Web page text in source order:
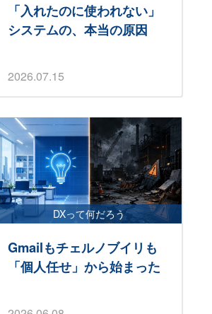
「入れたのに使われない」
システムの、本当の原因
2026.07.15
DXって何だろう
Gmailもチェルノブイリも
「個人任せ」から始まった